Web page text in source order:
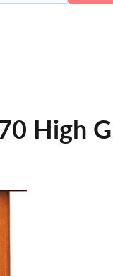
High